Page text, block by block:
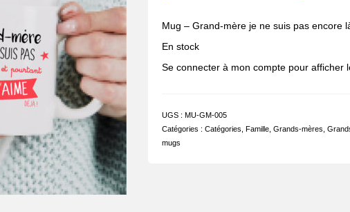
Mug – Grand-mère je ne suis pas encore
En stock
Se connecter à mon compte pour afficher
UGS : MU-GM-005
Catégories : Catégories Famille, Grands-mères
mugs